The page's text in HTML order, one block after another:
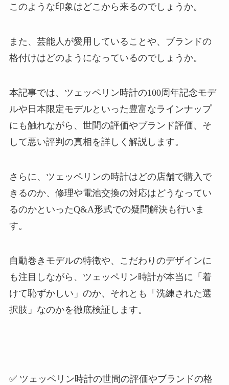
このような印象はどこから来るのでしょうか。
また、芸能人が愛用していることや、ブランドの
格付けはどのようになっているのでしょうか。
本記事では、ツェッペリン時計の100周年記念モデ
ルや日本限定モデルといった豊富なラインナップ
にも触れながら、世間の評価やブランド評価、そ
して悪い評判の真相を詳しく解説します。
さらに、ツェッペリンの時計はどの店舗で購入で
きるのか、修理や電池交換の対応はどうなってい
るのかといったQ&A形式での疑問解決も行いま
す。
自動巻きモデルの特徴や、こだわりのデザインに
も注目しながら、ツェッペリン時計が本当に「着
けて恥ずかしい」のか、それとも「洗練された選
択肢」なのかを徹底検証します。
✅ ツェッペリン時計の世間の評価やブランドの格